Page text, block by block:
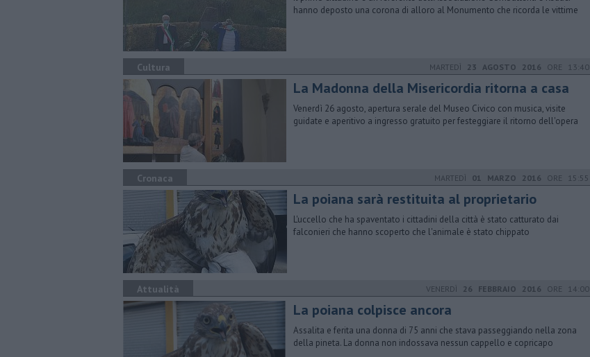
hanno deposto una corona di alloro al Monumento che ricorda le vittime
Cultura MARTEDÌ 23 AGOSTO 2016 ORE 13:40
La Madonna della Misericordia ritorna a casa
Venerdì 26 agosto, apertura serale del Museo Civico con musica, visite
guidate e aperitivo a ingresso gratuito per festeggiare il ritorno dell'opera
Cronaca MARTEDÌ 01 MARZO 2016 ORE 15:55
La poiana sarà restituita al proprietario
L'uccello che ha spaventato i cittadini della città è stato catturato dai
falconieri che hanno scoperto che l'animale è stato chippato
Attualità VENERDÌ 26 FEBBRAIO 2016 ORE 14:00
La poiana colpisce ancora
Assalita e ferita una donna di 75 anni che stava passeggiando nella zona
della pineta. La donna non indossava nessun cappello e copricapo